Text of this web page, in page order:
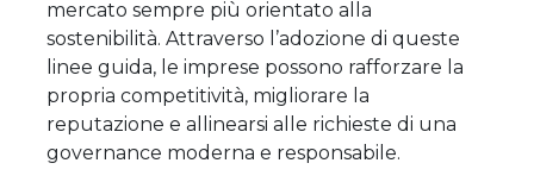
mercato sempre più orientato alla
sostenibilità. Attraverso l’adozione di queste
linee guida, le imprese possono rafforzare la
propria competitività, migliorare la
reputazione e allinearsi alle richieste di una
governance moderna e responsabile.